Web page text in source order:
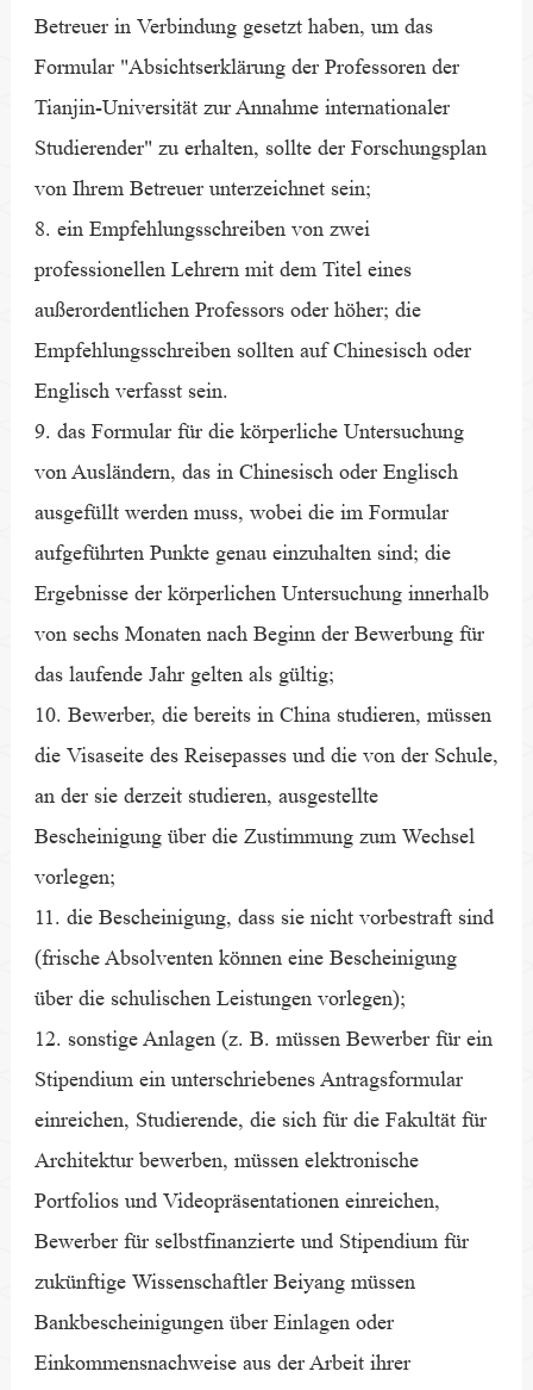
Betreuer in Verbindung gesetzt haben, um das
Formular "Absichtserklärung der Professoren der
Tianjin-Universität zur Annahme internationaler
Studierender" zu erhalten, sollte der Forschungsplan
von Ihrem Betreuer unterzeichnet sein;
8. ein Empfehlungsschreiben von zwei
professionellen Lehrern mit dem Titel eines
außerordentlichen Professors oder höher; die
Empfehlungsschreiben sollten auf Chinesisch oder
Englisch verfasst sein.
9. das Formular für die körperliche Untersuchung
von Ausländern, das in Chinesisch oder Englisch
ausgefüllt werden muss, wobei die im Formular
aufgeführten Punkte genau einzuhalten sind; die
Ergebnisse der körperlichen Untersuchung innerhalb
von sechs Monaten nach Beginn der Bewerbung für
das laufende Jahr gelten als gültig;
10. Bewerber, die bereits in China studieren, müssen
die Visaseite des Reisepasses und die von der Schule,
an der sie derzeit studieren, ausgestellte
Bescheinigung über die Zustimmung zum Wechsel
vorlegen;
11. die Bescheinigung, dass sie nicht vorbestraft sind
(frische Absolventen können eine Bescheinigung
über die schulischen Leistungen vorlegen);
12. sonstige Anlagen (z. B. müssen Bewerber für ein
Stipendium ein unterschriebenes Antragsformular
einreichen, Studierende, die sich für die Fakultät für
Architektur bewerben, müssen elektronische
Portfolios und Videopräsentationen einreichen,
Bewerber für selbstfinanzierte und Stipendium für
zukünftige Wissenschaftler Beiyang müssen
Bankbescheinigungen über Einlagen oder
Einkommensnachweise aus der Arbeit ihrer